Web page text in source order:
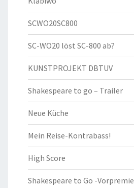
SCWO20SC800
SC-WO20 löst SC-800 ab?
KUNSTPROJEKT DBTUV
Shakespeare to go – Trailer
Neue Küche
Mein Reise-Kontrabass!
High Score
Shakespeare to Go -